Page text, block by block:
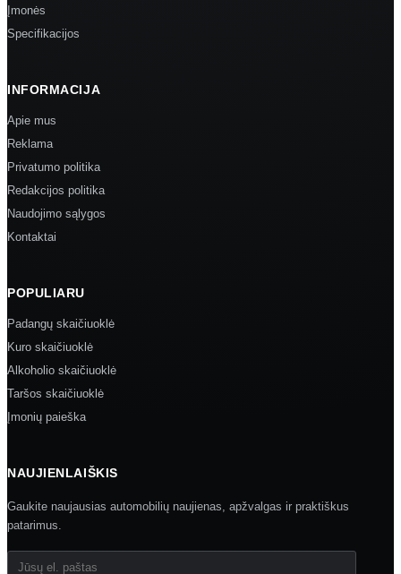
Įmonės
Specifikacijos
INFORMACIJA
Apie mus
Reklama
Privatumo politika
Redakcijos politika
Naudojimo sąlygos
Kontaktai
POPULIARU
Padangų skaičiuoklė
Kuro skaičiuoklė
Alkoholio skaičiuoklė
Taršos skaičiuoklė
Įmonių paieška
NAUJIENLAIŠKIS
Gaukite naujausias automobilių naujienas, apžvalgas ir praktiškus
patarimus.
Jūsų el. paštas